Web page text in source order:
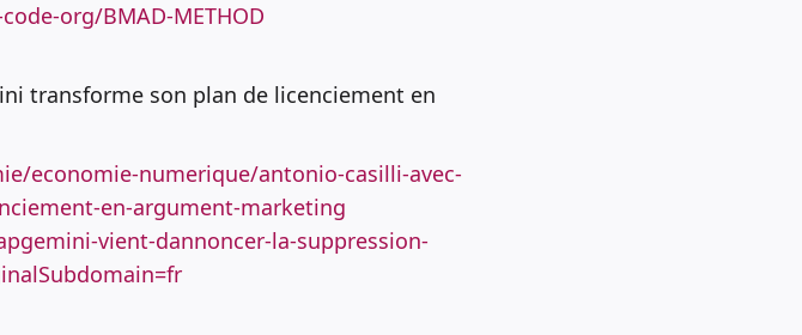
org/BMAD-METHOD
transforme son plan de licenciement en
economie-numerique/antonio-casilli-avec-
en-argument-marketing
vient-dannoncer-la-suppression-